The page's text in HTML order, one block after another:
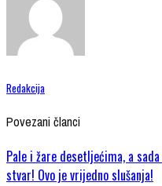
Redakcija
Povezani članci
Pale i žare desetljećima, a
stvar! Ovo je vrijedno slušanja!